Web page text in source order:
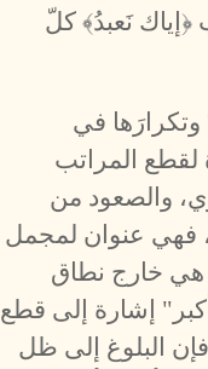
نَعبدُ﴾ كلّ
وتكرارَها في
لقطع المراتب
والصعود من
فهي عنوان لمجمل
هي خارج نطاق
إشارة إلى قطع
البلوغ إلى ظل